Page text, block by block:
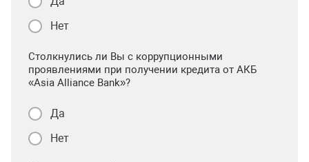
Нет
Столкнулись ли Вы с коррупционными
проявлениями при получении кредита от АКБ
«Asia Alliance Bank»?
Да
Нет